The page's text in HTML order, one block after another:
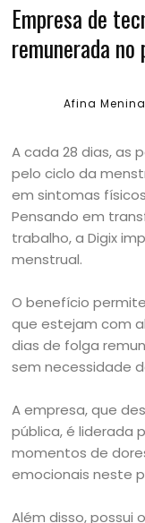
Empresa de
remunerada
Afina Menina
A cada 28 dias, as
pelo ciclo da
em sintomas
Pensando em
trabalho, a Digix
menstrual.
O benefício
que estejam com
dias de folga
sem necessidade
A empresa, que
pública, é liderada
momentos de
emocionais neste
Além disso, possui